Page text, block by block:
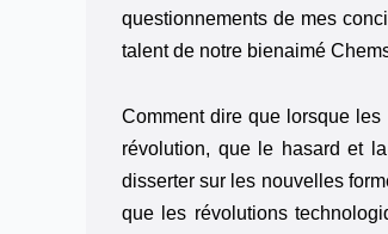
questionnements de mes
talent de notre bienaimé
Comment dire que lorsque
révolution, que le hasard et
disserter sur les nouvelles
que les révolutions